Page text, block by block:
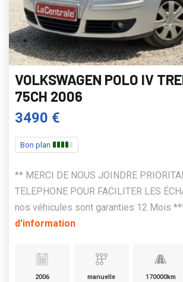
VOLKSWAGEN POLO IV
75CH 2006
3490 €
Bon plan
** MERCI DE NOUS JOINDRE
TELEPHONE POUR FACILITER LES
nos véhicules sont garanties 12 Mois
d'information
2006 manuelle 170000km